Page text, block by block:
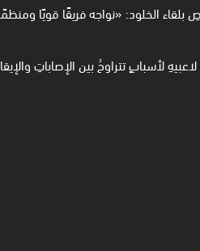
الخلود: «نواجه فريقًا قويًا
لأسبابٍ تتراوحُ بين الإصاباتِ